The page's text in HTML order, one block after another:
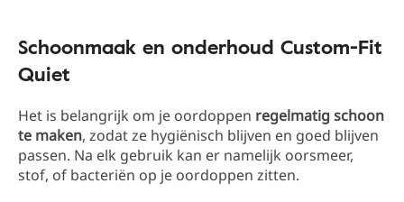
Schoonmaak en onderhoud Custom-Fit
Quiet
Het is belangrijk om je oordoppen regelmatig schoon
te maken, zodat ze hygiënisch blijven en goed blijven
passen. Na elk gebruik kan er namelijk oorsmeer,
stof, of bacteriën op je oordoppen zitten.